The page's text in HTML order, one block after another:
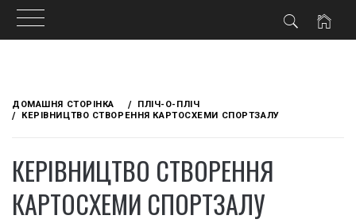
content
ДОМАШНЯ СТОРІНКА
ПЛІЧ-О-ПЛІЧ
КЕРІВНИЦТВО СТВОРЕННЯ КАРТОСХЕМИ СПОРТЗАЛУ
КЕРІВНИЦТВО СТВОРЕННЯ
КАРТОСХЕМИ СПОРТЗАЛУ